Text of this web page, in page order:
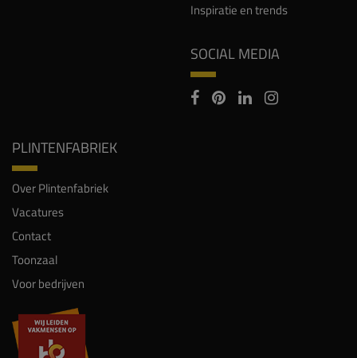
Inspiratie en trends
SOCIAL MEDIA
PLINTENFABRIEK
Over Plintenfabriek
Vacatures
Contact
Toonzaal
Voor bedrijven